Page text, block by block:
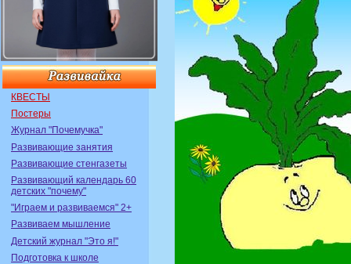
КВЕСТЫ
Постеры
Журнал "Почемучка"
Развивающие занятия
Развивающие стенгазеты
Развивающий календарь 60
детских "почему"
"Играем и развиваемся" 2+
Развиваем мышление
Детский журнал "Это я!"
Подготовка к школе